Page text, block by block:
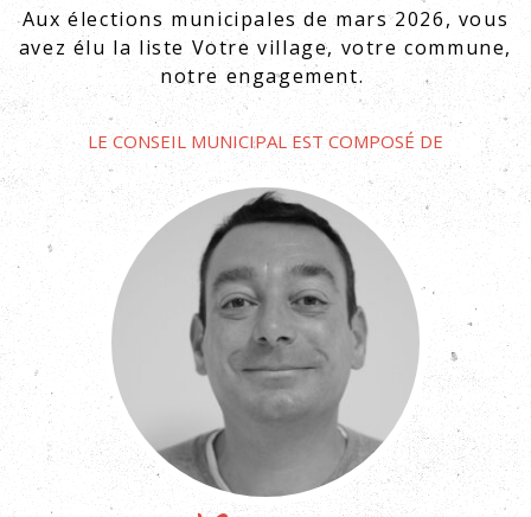
Aux élections municipales de mars 2026, vous
avez élu la liste Votre village, votre commune,
notre engagement.
Le conseil municipal est composé de